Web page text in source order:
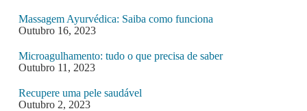
Massagem Ayurvédica: Saiba como funciona
Outubro 16, 2023
Microagulhamento: tudo o que precisa de saber
Outubro 11, 2023
Recupere uma pele saudável
Outubro 2, 2023